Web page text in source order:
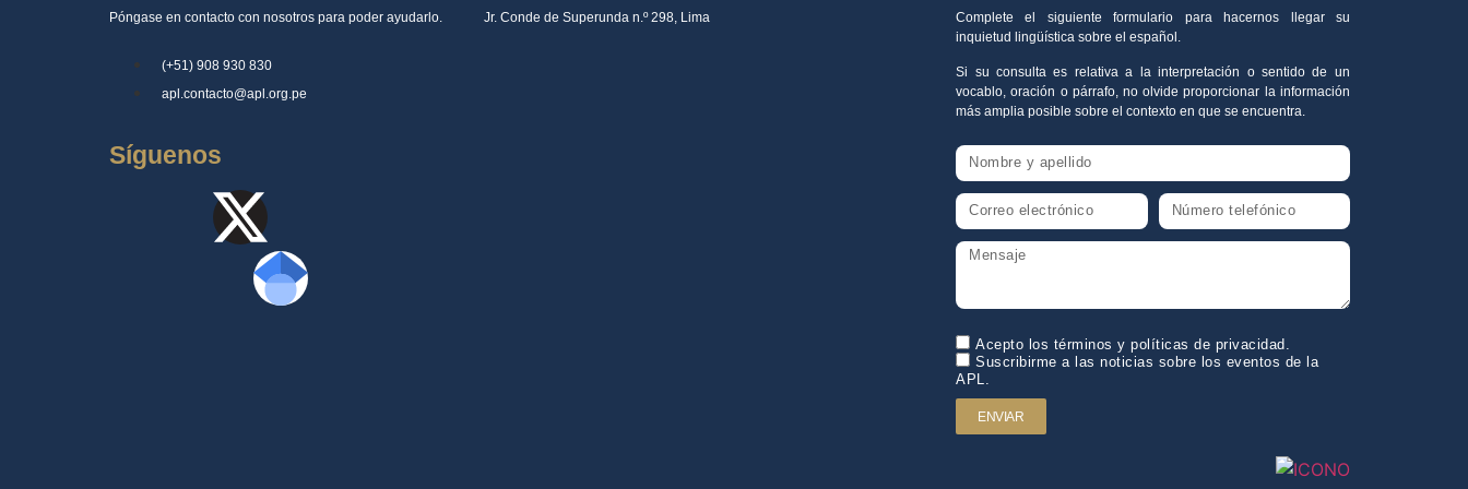
Póngase en contacto con nosotros para poder ayudarlo.
(+51) 908 930 830
apl.contacto@apl.org.pe
Síguenos
Jr. Conde de Superunda n.º 298, Lima
Complete el siguiente formulario para hacernos llegar su
inquietud lingüística sobre el español.
Si su consulta es relativa a la interpretación o sentido de un
vocablo, oración o párrafo, no olvide proporcionar la información
más amplia posible sobre el contexto en que se encuentra.
Acepto los términos y políticas de privacidad.
Suscribirme a las noticias sobre los eventos de la
APL.
ENVIAR